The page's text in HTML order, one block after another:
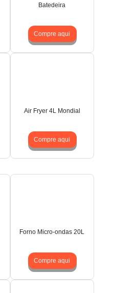
Batedeira
Compre aqui
Air Fryer 4L Mondial
Compre aqui
Forno Micro-ondas 20L
Compre aqui